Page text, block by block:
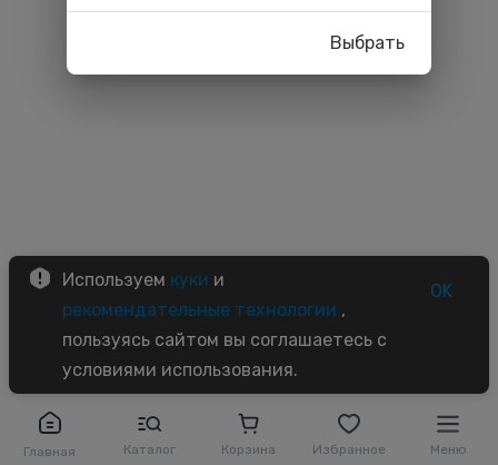
Главная Каталог Корзина Избранное Меню
Используем куки и
рекомендательные технологии ,
пользуясь сайтом вы соглашаетесь с
условиями использования.
OK
Выбрать